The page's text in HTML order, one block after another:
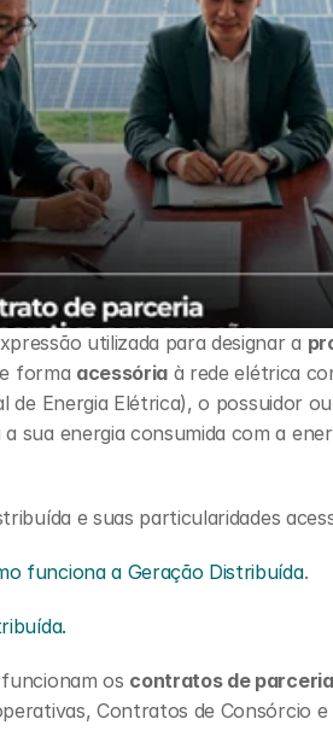
utilizada para designar a
forma acessória à rede elétrica
de Energia Elétrica), o possuidor
sua energia consumida com a
e suas particularidades
funciona a Geração Distribuída.
os contratos de
Contratos de Consórcio